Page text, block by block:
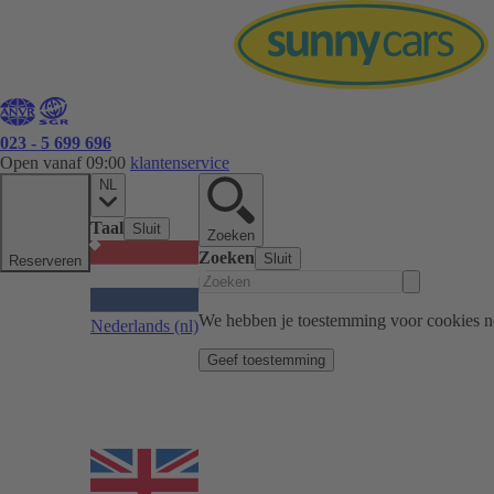
023 - 5 699 696
Open vanaf 09:00 klantenservice
Reserveren
NL
Taal Sluit
Nederlands (nl)
Zoeken
Zoeken Sluit
We hebben je toestemming voor cookies
Geef toestemming